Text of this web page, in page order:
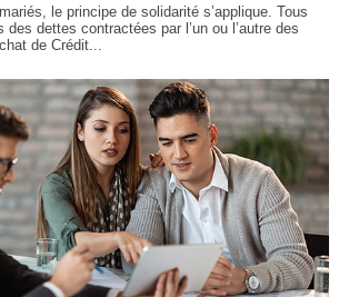
le principe de solidarité s’applique. Tous
dettes contractées par l’un ou l’autre des
de Crédit...